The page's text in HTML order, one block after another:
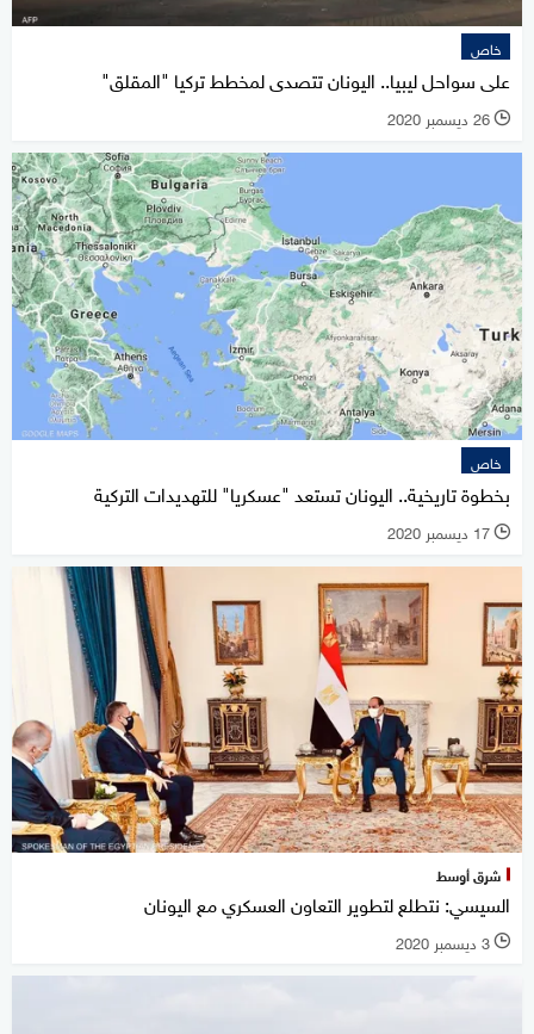
خاص
على سواحل ليبيا.. اليونان تتصدى لمخطط تركيا "المقلق"
l 26 ديسمبر 2020
خاص
بخطوة تاريخية.. اليونان تستعد "عسكريا" للتهديدات التركية
l 17 ديسمبر 2020
شرق أوسط
السيسي: نتطلع لتطوير التعاون العسكري مع اليونان
l 3 ديسمبر 2020